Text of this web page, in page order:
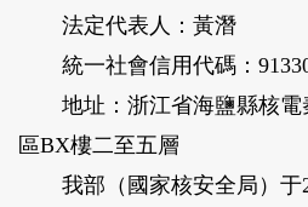
法定代表人：黃潛
統一社會信用代碼：
地址：浙江省海鹽縣核電
區BX樓二至五層
我部（國家核安全局）于